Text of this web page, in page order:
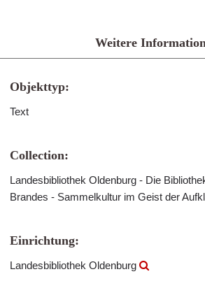
Weitere
Objekttyp:
Text
Collection:
Landesbibliothek Oldenburg - Die
Brandes - Sammelkultur im Geist der
Einrichtung:
Landesbibliothek Oldenburg